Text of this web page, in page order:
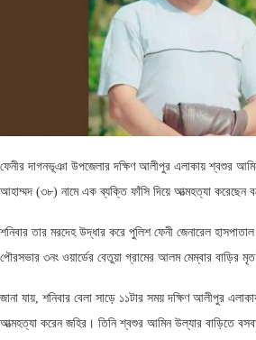
ফেনীর দাগনভূঞা উপজেলার দক্ষিণ আলীপুর এলাকায় শ্বশুর
আহাম্মদ (৩৮) নামে এক ব্যক্তি ফাঁসি দিয়ে আত্মহত্যা করেছেন
শনিবার তার মরদেহ উদ্ধার করে পুলিশ ফেনী জেনারেল
পৌরসভার ৩নং ওয়ার্ডের বেতুয়া গ্রামের আলম মেম্বার বাড়ির মৃত
জানা যায়, শনিবার বেলা সাড়ে ১১টার সময় দক্ষিণ আলীপুর
আত্মহত্যা করেন জহির। তিনি শ্বশুর আমিন উল্যার বাড়িতে